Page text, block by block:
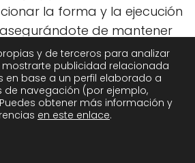
la forma y la ejecución
de mantener
y rotar
caderas y hombros para
mencionados
sombra es una excelente
y de terceros para analizar
mostrarte publicidad relacionada
en base a un perfil elaborado a
de navegación (por ejemplo,
obtener más información y
en este enlace.